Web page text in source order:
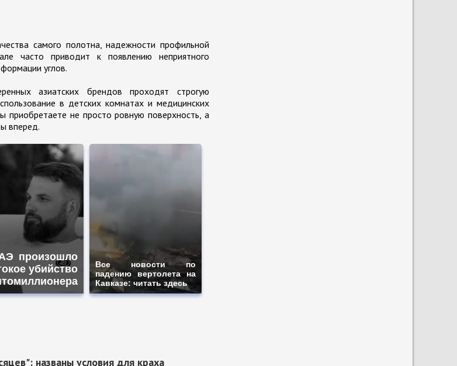
самого полотна, надежности профильной
часто приводит к появлению неприятного
углов.
азиатских брендов проходят строгую
в детских комнатах и медицинских
приобретаете не просто ровную поверхность, а
вперед.
произошло
убийство
Все новости по
падению вертолета на
Кавказе: читать здесь
названы условия для краха